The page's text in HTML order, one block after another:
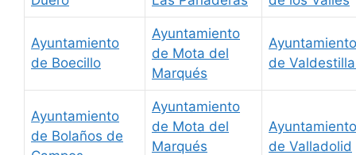
Ayuntamiento
de Boecillo
Ayuntamiento
de Mota del
Marqués
Ayuntamiento
de
Ayuntamiento
de Bolaños de
Ayuntamiento
de Mota del
Marqués
Ayuntamiento
de Valladolid